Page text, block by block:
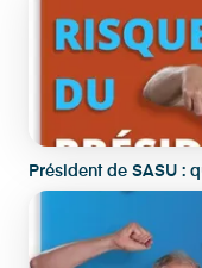
Président de SASU :